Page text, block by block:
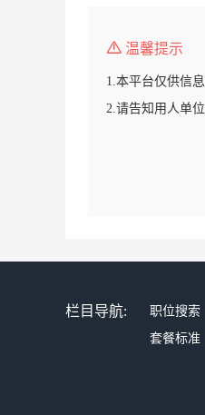
温馨提示
1.本平台仅供信息
2.请告知用人单
栏目导航: 职位搜索
套餐标准